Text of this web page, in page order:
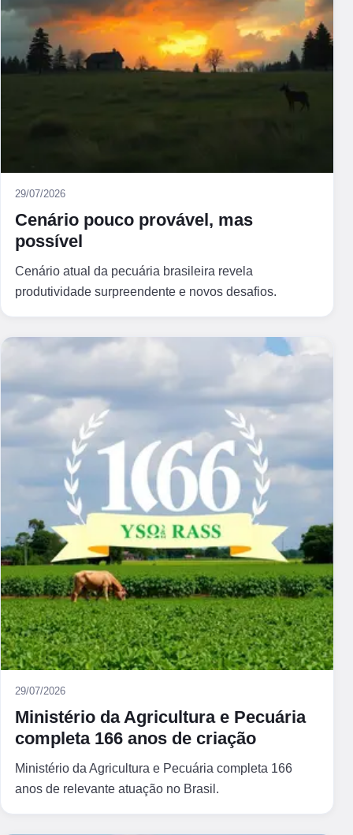
29/07/2026
Cenário pouco provável, mas
possível
Cenário atual da pecuária brasileira revela
produtividade surpreendente e novos desafios.
29/07/2026
Ministério da Agricultura e Pecuária
completa 166 anos de criação
Ministério da Agricultura e Pecuária completa 166
anos de relevante atuação no Brasil.